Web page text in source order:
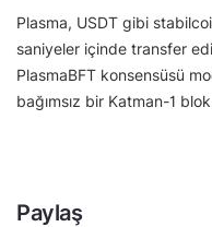
Plasma, USDT gibi
saniyeler içinde transfer
PlasmaBFT konsensüsü
bağımsız bir Katman-1
Paylaş